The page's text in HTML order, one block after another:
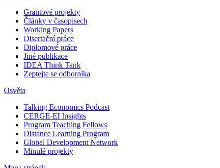
Grantové projekty
Články v časopisech
Working Papers
Disertační práce
Diplomové práce
Jiné publikace
IDEA Think Tank
Zeptejte se odborníka
Osvěta
Talking Economics Podcast
CERGE-EI Insights
Program Teaching Fellows
Distance Learning Program
Global Development Network
Minulé projekty